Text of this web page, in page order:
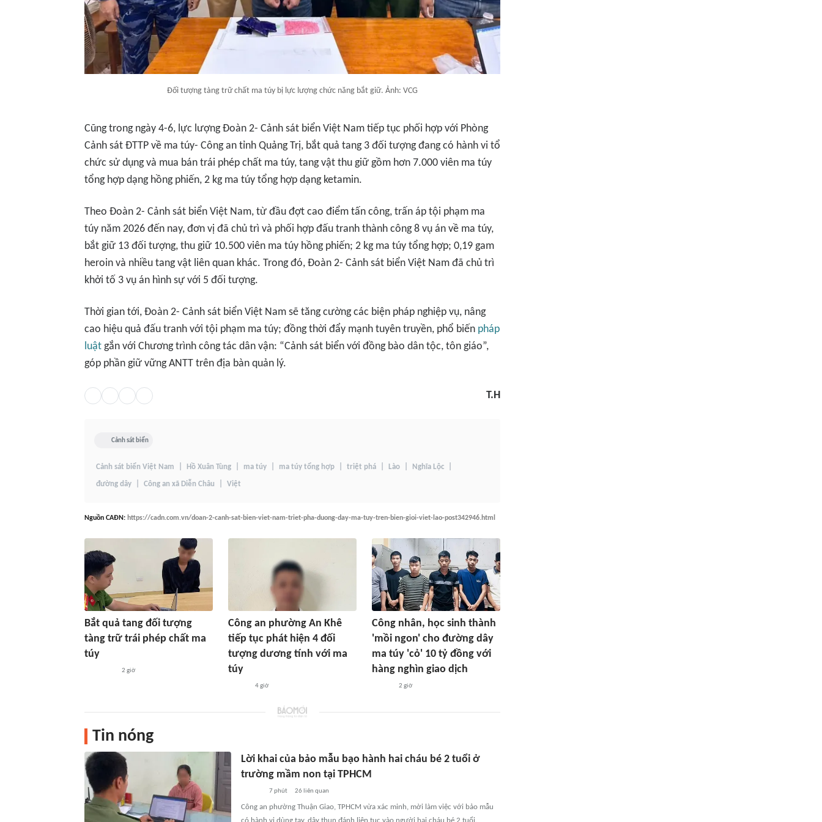
Đối tượng tàng trữ chất ma túy bị lực lượng chức năng bắt giữ. Ảnh: VCG
Cũng trong ngày 4-6, lực lượng Đoàn 2- Cảnh sát biển Việt Nam tiếp tục phối hợp với Phòng
Cảnh sát ĐTTP về ma túy- Công an tỉnh Quảng Trị, bắt quả tang 3 đối tượng đang có hành vi tổ
chức sử dụng và mua bán trái phép chất ma túy, tang vật thu giữ gồm hơn 7.000 viên ma túy
tổng hợp dạng hồng phiến, 2 kg ma túy tổng hợp dạng ketamin.
Theo Đoàn 2- Cảnh sát biển Việt Nam, từ đầu đợt cao điểm tấn công, trấn áp tội phạm ma
túy năm 2026 đến nay, đơn vị đã chủ trì và phối hợp đấu tranh thành công 8 vụ án về ma túy,
bắt giữ 13 đối tượng, thu giữ 10.500 viên ma túy hồng phiến; 2 kg ma túy tổng hợp; 0,19 gam
heroin và nhiều tang vật liên quan khác. Trong đó, Đoàn 2- Cảnh sát biển Việt Nam đã chủ trì
khởi tố 3 vụ án hình sự với 5 đối tượng.
Thời gian tới, Đoàn 2- Cảnh sát biển Việt Nam sẽ tăng cường các biện pháp nghiệp vụ, nâng
cao hiệu quả đấu tranh với tội phạm ma túy; đồng thời đẩy mạnh tuyên truyền, phổ biến pháp
luật gắn với Chương trình công tác dân vận: “Cảnh sát biển với đồng bào dân tộc, tôn giáo”,
góp phần giữ vững ANTT trên địa bàn quản lý.
T.H
Cảnh sát biển
Cảnh sát biển Việt Nam Hồ Xuân Tùng ma túy ma túy tổng hợp triệt phá Lào Nghĩa Lộc
đường dây Công an xã Diễn Châu Việt
Nguồn CAĐN: https://cadn.com.vn/doan-2-canh-sat-bien-viet-nam-triet-pha-duong-day-ma-tuy-tren-bien-gioi-viet-lao-post342946.html
Bắt quả tang đối tượng
tàng trữ trái phép chất ma
túy
2 giờ
Công an phường An Khê
tiếp tục phát hiện 4 đối
tượng dương tính với ma
túy
4 giờ
Công nhân, học sinh thành
'mồi ngon' cho đường dây
ma túy 'cỏ' 10 tỷ đồng với
hàng nghìn giao dịch
2 giờ
Tin nóng
Lời khai của bảo mẫu bạo hành hai cháu bé 2 tuổi ở
trường mầm non tại TPHCM
7 phút 26 liên quan
Công an phường Thuận Giao, TPHCM vừa xác minh, mời làm việc với bảo mẫu